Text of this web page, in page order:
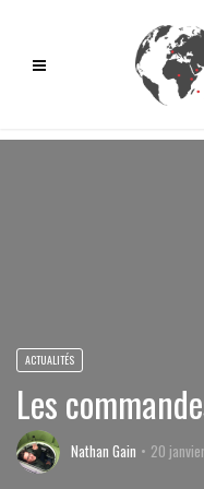
ACTUALITÉS
Les
Nathan Gain 20